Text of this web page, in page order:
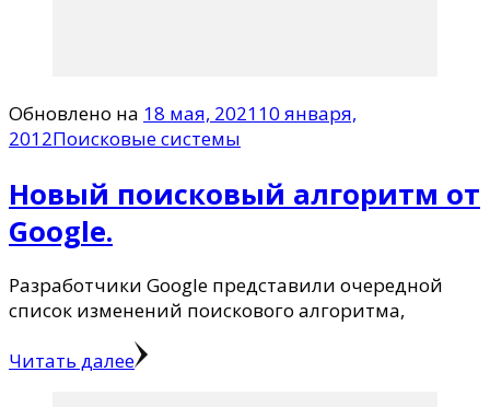
Обновлено на 18 мая, 202110 января,
2012Поисковые системы
Новый поиcковый алгоритм от
Google.
Разработчики Google представили очередной
список изменений поискового алгоритма,
Читать далее